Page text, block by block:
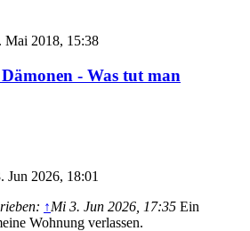
Mai 2018, 15:38
- Was tut man
Jun 2026, 18:01
↑Mi 3. Jun 2026, 17:35 Ein
Wohnung verlassen.